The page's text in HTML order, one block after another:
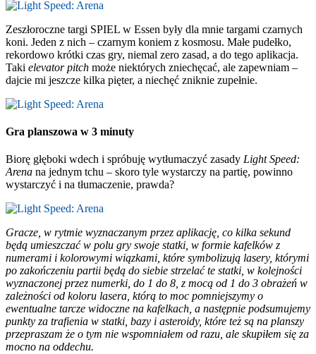
Zeszłoroczne targi SPIEL w Essen były dla mnie targami czarnych
koni. Jeden z nich – czarnym koniem z kosmosu. Małe pudełko,
rekordowo krótki czas gry, niemal zero zasad, a do tego aplikacja.
Taki elevator pitch może niektórych zniechęcać, ale zapewniam –
dajcie mi jeszcze kilka pięter, a niechęć zniknie zupełnie.
Gra planszowa w 3 minuty
Biorę głęboki wdech i spróbuję wytłumaczyć zasady Light Speed:
Arena na jednym tchu – skoro tyle wystarczy na partię, powinno
wystarczyć i na tłumaczenie, prawda?
Gracze, w rytmie wyznaczanym przez aplikację, co kilka sekund
będą umieszczać w polu gry swoje statki, w formie kafelków z
numerami i kolorowymi wiązkami, które symbolizują lasery, którymi
po zakończeniu partii będą do siebie strzelać te statki, w kolejności
wyznaczonej przez numerki, do 1 do 8, z mocą od 1 do 3 obrażeń w
zależności od koloru lasera, którą to moc pomniejszymy o
ewentualne tarcze widoczne na kafelkach, a następnie podsumujemy
punkty za trafienia w statki, bazy i asteroidy, które też są na planszy
przepraszam że o tym nie wspomniałem od razu, ale skupiłem się za
mocno na oddechu.